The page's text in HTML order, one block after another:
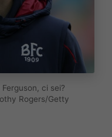
ci sei?
Rogers/Getty